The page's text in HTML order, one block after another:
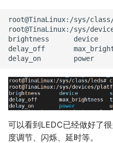
root@TinaLinux:/sys/
root@TinaLinux:/sys/
brightness      device
delay_off
可以看到LEDC已经做好了
度调节、闪烁、延时等。